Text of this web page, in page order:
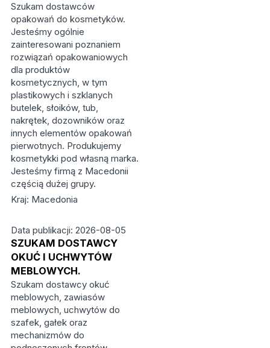
Szukam dostawców
opakowań do kosmetyków.
Jesteśmy ogólnie
zainteresowani poznaniem
rozwiązań opakowaniowych
dla produktów
kosmetycznych, w tym
plastikowych i szklanych
butelek, słoików, tub,
nakrętek, dozowników oraz
innych elementów opakowań
pierwotnych. Produkujemy
kosmetykki pod własną marka.
Jesteśmy firmą z Macedonii
częścią dużej grupy.
Kraj: Macedonia
Data publikacji: 2026-08-05
SZUKAM DOSTAWCY
OKUĆ I UCHWYTÓW
MEBLOWYCH.
Szukam dostawcy okuć
meblowych, zawiasów
meblowych, uchwytów do
szafek, gałek oraz
mechanizmów do